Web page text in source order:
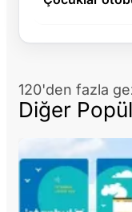
120'den fazla
Diğer